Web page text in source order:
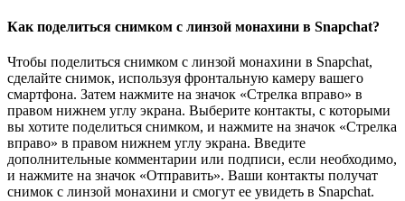
Как поделиться снимком с линзой монахини в Snapchat?
Чтобы поделиться снимком с линзой монахини в Snapchat,
сделайте снимок, используя фронтальную камеру вашего
смартфона. Затем нажмите на значок «Стрелка вправо» в
правом нижнем углу экрана. Выберите контакты, с которыми
вы хотите поделиться снимком, и нажмите на значок «Стрелка
вправо» в правом нижнем углу экрана. Введите
дополнительные комментарии или подписи, если необходимо,
и нажмите на значок «Отправить». Ваши контакты получат
снимок с линзой монахини и смогут ее увидеть в Snapchat.